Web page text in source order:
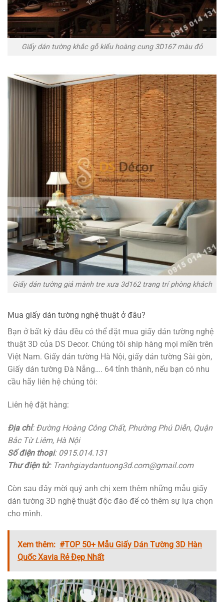
Giấy dán tường khắc gỗ kiểu hoàng cung 3D167 màu đỏ
Giấy dán tường giả mành tre xưa 3d162 trang trí phòng khách
Mua giấy dán tường nghệ thuật ở đâu?
Bạn ở bất kỳ đâu đều có thể đặt mua giấy dán tường nghệ
thuật 3D của DS Decor. Chúng tôi ship hàng mọi miền trên
Việt Nam. Giấy dán tường Hà Nội, giấy dán tường Sài gòn,
Giấy dán tường Đà Nẵng…. 64 tỉnh thành, nếu bạn có nhu
cầu hãy liên hệ chúng tôi:
Liên hệ đặt hàng:
Địa chỉ: Đường Hoàng Công Chất, Phường Phú Diễn, Quận
Bắc Từ Liêm, Hà Nội
Số điện thoại: 0915.014.131
Thư điện tử: Tranhgiaydantuong3d.com@gmail.com
Còn sau đây mời quý anh chị xem thêm những mẫu giấy
dán tường 3D nghệ thuật độc đáo để có thêm sự lựa chọn
cho mình.
Xem thêm: #TOP 50+ Mẫu Giấy Dán Tường 3D Hàn
Quốc Xavia Rẻ Đẹp Nhất